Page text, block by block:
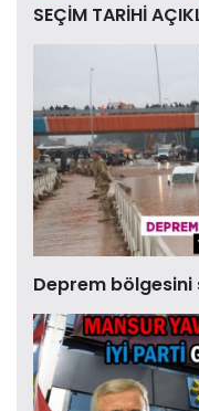
SEÇİM TARİHİ
Deprem bölgesini